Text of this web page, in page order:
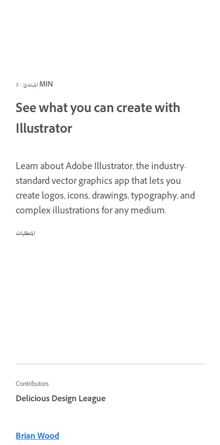
المبتدئ · 3 MIN
See what you can create with
Illustrator
Learn about Adobe Illustrator, the industry-
standard vector graphics app that lets you
create logos, icons, drawings, typography, and
complex illustrations for any medium.
المتطلبات
Contributors
Delicious Design League
Brian Wood